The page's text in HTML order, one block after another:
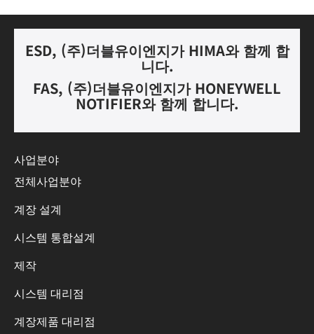
ESD, (주)더블유이엔지가 HIMA와 함께 합
니다.
FAS, (주)더블유이엔지가 HONEYWELL
NOTIFIER와 함께 합니다.
사업분야
전체사업분야
계장 설계
시스템 통합설계
제작
시스템 대리점
계장제품 대리점